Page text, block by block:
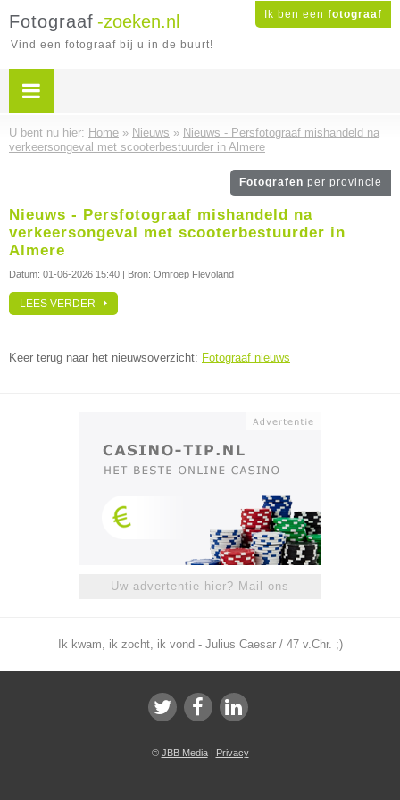
Ik ben een fotograaf
Fotograaf -zoeken.nl
Vind een fotograaf bij u in de buurt!
U bent nu hier: Home » Nieuws » Nieuws - Persfotograaf mishandeld na
verkeersongeval met scooterbestuurder in Almere
Fotografen per provincie
Nieuws - Persfotograaf mishandeld na
verkeersongeval met scooterbestuurder in
Almere
Datum: 01-06-2026 15:40 | Bron: Omroep Flevoland
LEES VERDER
Keer terug naar het nieuwsoverzicht: Fotograaf nieuws
Uw advertentie hier? Mail ons
Ik kwam, ik zocht, ik vond - Julius Caesar / 47 v.Chr. ;)
© JBB Media| Privacy